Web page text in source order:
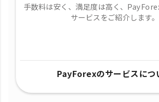
手数料は安く、満足度は高く、
サービスをご紹介します。
PayForexのサービスにつ